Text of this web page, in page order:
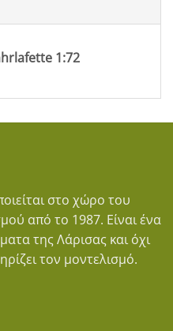
1:72
στο χώρο του
από το 1987. Είναι ένα
της Λάρισας και όχι
τον μοντελισμό.